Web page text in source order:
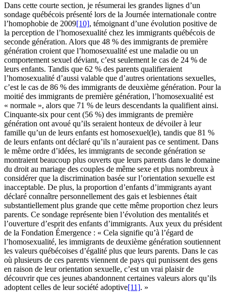
Dans cette courte section, je résumerai les grandes lignes d’un
sondage québécois présenté lors de la Journée internationale contre
l’homophobie de 2009[10], témoignant d’une évolution positive de
la perception de l’homosexualité chez les immigrants québécois de
seconde génération. Alors que 48 % des immigrants de première
génération croient que l’homosexualité est une maladie ou un
comportement sexuel déviant, c’est seulement le cas de 24 % de
leurs enfants. Tandis que 62 % des parents qualifieraient
l’homosexualité d’aussi valable que d’autres orientations sexuelles,
c’est le cas de 86 % des immigrants de deuxième génération. Pour la
moitié des immigrants de première génération, l’homosexualité est
« normale », alors que 71 % de leurs descendants la qualifient ainsi.
Cinquante-six pour cent (56 %) des immigrants de première
génération ont avoué qu’ils seraient honteux de dévoiler à leur
famille qu’un de leurs enfants est homosexuel(le), tandis que 81 %
de leurs enfants ont déclaré qu’ils n’auraient pas ce sentiment. Dans
le même ordre d’idées, les immigrants de seconde génération se
montraient beaucoup plus ouverts que leurs parents dans le domaine
du droit au mariage des couples de même sexe et plus nombreux à
considérer que la discrimination basée sur l’orientation sexuelle est
inacceptable. De plus, la proportion d’enfants d’immigrants ayant
déclaré connaître personnellement des gais et lesbiennes était
substantiellement plus grande que cette même proportion chez leurs
parents. Ce sondage représente bien l’évolution des mentalités et
l’ouverture d’esprit des enfants d’immigrants. Aux yeux du président
de la Fondation Émergence : « Cela signifie qu’à l’égard de
l’homosexualité, les immigrants de deuxième génération soutiennent
les valeurs québécoises d’égalité plus que leurs parents. Dans le cas
où plusieurs de ces parents viennent de pays qui punissent des gens
en raison de leur orientation sexuelle, c’est un vrai plaisir de
découvrir que ces jeunes abandonnent certaines valeurs alors qu’ils
adoptent celles de leur société adoptive[11]. »